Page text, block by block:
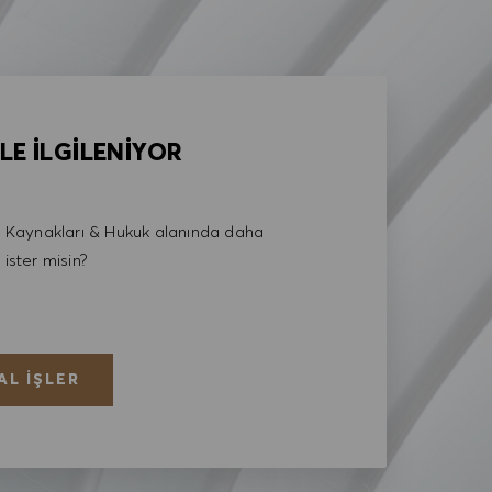
İLGİLENİYOR
& Hukuk alanında daha
misin?
İŞLER